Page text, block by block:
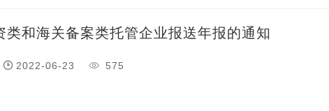
和海关备案类托管企业报送年报的通知
2022-06-23 575